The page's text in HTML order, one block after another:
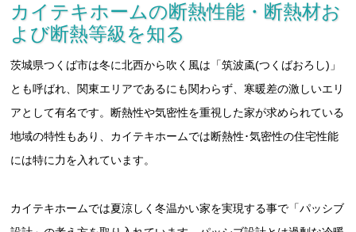
カイテキホームの断熱性能・断熱材お
よび断熱等級を知る
茨城県つくば市は冬に北西から吹く風は「筑波颪(つくばおろし)」
とも呼ばれ、関東エリアであるにも関わらず、寒暖差の激しいエリ
アとして有名です。断熱性や気密性を重視した家が求められている
地域の特性もあり、カイテキホームでは断熱性･気密性の住宅性能
には特に力を入れています。
カイテキホームでは夏涼しく冬温かい家を実現する事で「パッシブ